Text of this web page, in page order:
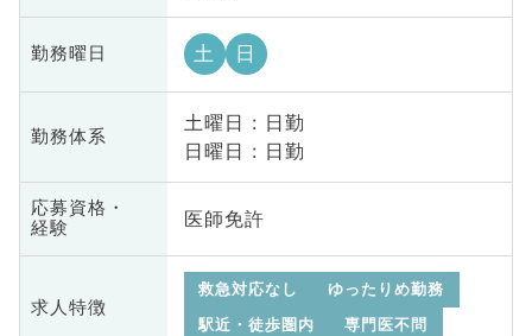
勤務曜日 土 日
勤務体系
土曜日 : 日勤
日曜日 : 日勤
応募資格・
経験
医師免許
求人特徴
救急対応なし
ゆったりめ勤務
駅近・徒歩圏内
専門医不問